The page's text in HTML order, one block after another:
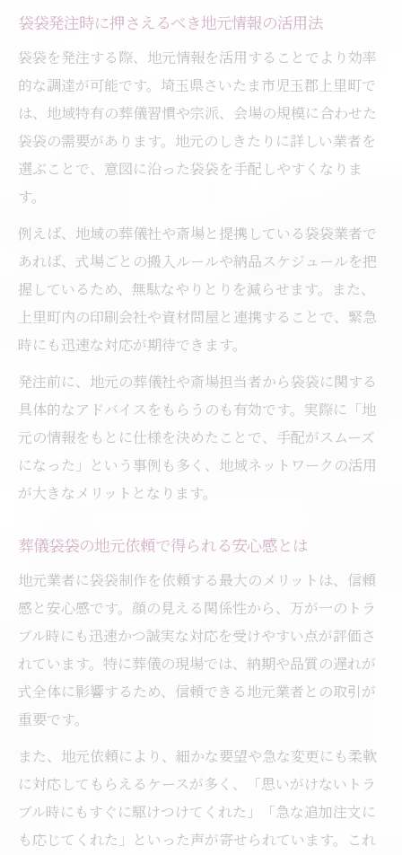
袋袋発注時に押さえるべき地元情報の活用法
袋袋を発注する際、地元情報を活用することでより効率
的な調達が可能です。埼玉県さいたま市児玉郡上里町で
は、地域特有の葬儀習慣や宗派、会場の規模に合わせた
袋袋の需要があります。地元のしきたりに詳しい業者を
選ぶことで、意図に沿った袋袋を手配しやすくなりま
す。
例えば、地域の葬儀社や斎場と提携している袋袋業者で
あれば、式場ごとの搬入ルールや納品スケジュールを把
握しているため、無駄なやりとりを減らせます。また、
上里町内の印刷会社や資材問屋と連携することで、緊急
時にも迅速な対応が期待できます。
発注前に、地元の葬儀社や斎場担当者から袋袋に関する
具体的なアドバイスをもらうのも有効です。実際に「地
元の情報をもとに仕様を決めたことで、手配がスムーズ
になった」という事例も多く、地域ネットワークの活用
が大きなメリットとなります。
葬儀袋袋の地元依頼で得られる安心感とは
地元業者に袋袋制作を依頼する最大のメリットは、信頼
感と安心感です。顔の見える関係性から、万が一のトラ
ブル時にも迅速かつ誠実な対応を受けやすい点が評価さ
れています。特に葬儀の現場では、納期や品質の遅れが
式全体に影響するため、信頼できる地元業者との取引が
重要です。
また、地元依頼により、細かな要望や急な変更にも柔軟
に対応してもらえるケースが多く、「思いがけないトラ
ブル時にもすぐに駆けつけてくれた」「急な追加注文に
も応じてくれた」といった声が寄せられています。これ